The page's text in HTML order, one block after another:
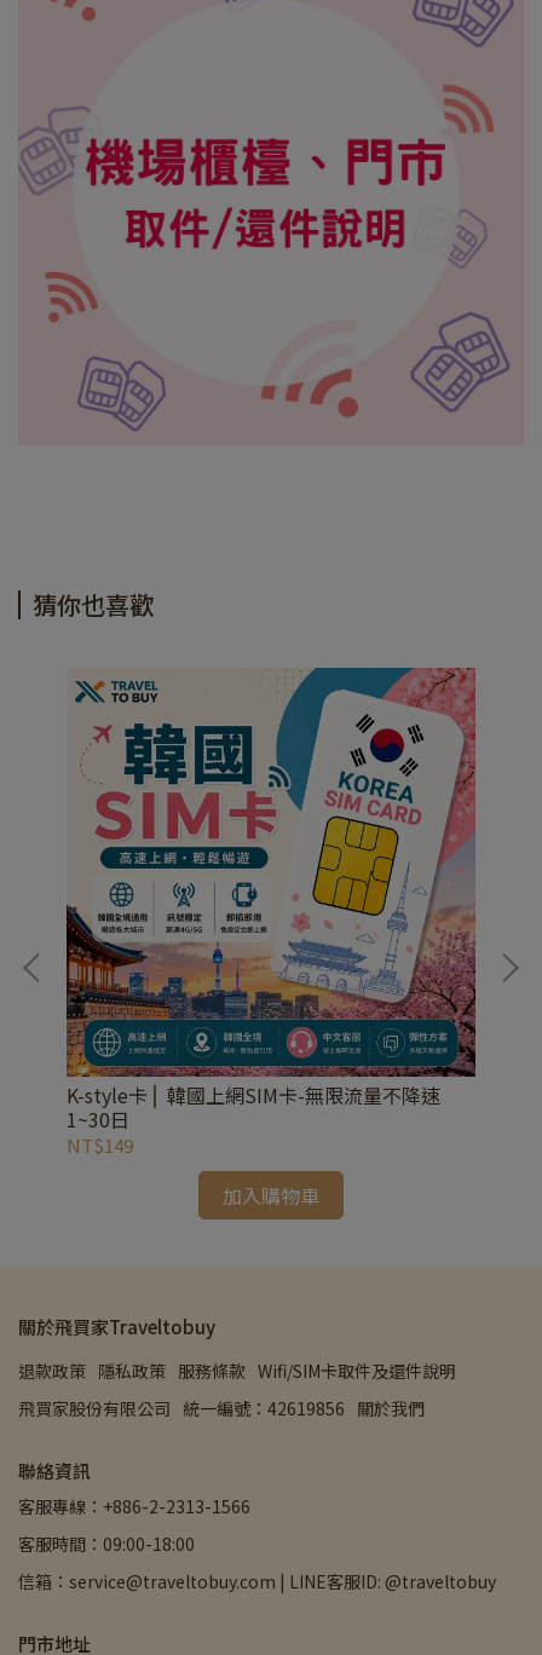
猜你也喜歡
K-style卡⎪ 韓國上網SIM卡-無限流量不降速
1~30日
NT$149
加入購物車
關於飛買家Traveltobuy
退款政策 隱私政策 服務條款 Wifi/SIM卡取件及還件說明
飛買家股份有限公司 統一編號：42619856 關於我們
聯絡資訊
客服專線：+886-2-2313-1566
客服時間：09:00-18:00
信箱：service@traveltobuy.com | LINE客服ID: @traveltobuy
門市地址